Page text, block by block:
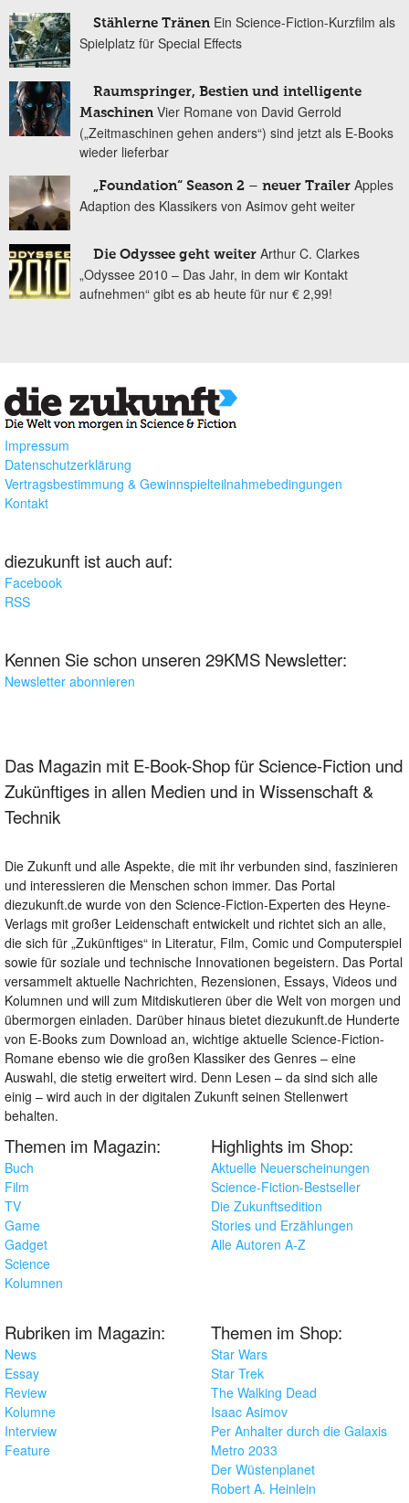
Stählerne Tränen Ein Science-Fiction-Kurzfilm als
Spielplatz für Special Effects
Raumspringer, Bestien und intelligente
Maschinen Vier Romane von David Gerrold
(„Zeitmaschinen gehen anders“) sind jetzt als E-Books
wieder lieferbar
„Foundation“ Season 2 – neuer Trailer Apples
Adaption des Klassikers von Asimov geht weiter
Die Odyssee geht weiter Arthur C. Clarkes
„Odyssee 2010 – Das Jahr, in dem wir Kontakt
aufnehmen“ gibt es ab heute für nur € 2,99!
Impressum
Datenschutzerklärung
Vertragsbestimmung & Gewinnspielteilnahmebedingungen
Kontakt
diezukunft ist auch auf:
Facebook
RSS
Kennen Sie schon unseren 29KMS Newsletter:
Newsletter abonnieren
Das Magazin mit E-Book-Shop für Science-Fiction und
Zukünftiges in allen Medien und in Wissenschaft &
Technik
Die Zukunft und alle Aspekte, die mit ihr verbunden sind, faszinieren
und interessieren die Menschen schon immer. Das Portal
diezukunft.de wurde von den Science-Fiction-Experten des Heyne-
Verlags mit großer Leidenschaft entwickelt und richtet sich an alle,
die sich für „Zukünftiges“ in Literatur, Film, Comic und Computerspiel
sowie für soziale und technische Innovationen begeistern. Das Portal
versammelt aktuelle Nachrichten, Rezensionen, Essays, Videos und
Kolumnen und will zum Mitdiskutieren über die Welt von morgen und
übermorgen einladen. Darüber hinaus bietet diezukunft.de Hunderte
von E-Books zum Download an, wichtige aktuelle Science-Fiction-
Romane ebenso wie die großen Klassiker des Genres – eine
Auswahl, die stetig erweitert wird. Denn Lesen – da sind sich alle
einig – wird auch in der digitalen Zukunft seinen Stellenwert
behalten.
Themen im Magazin:
Buch
Film
TV
Game
Gadget
Science
Kolumnen
Highlights im Shop:
Aktuelle Neuerscheinungen
Science-Fiction-Bestseller
Die Zukunftsedition
Stories und Erzählungen
Alle Autoren A-Z
Rubriken im Magazin:
News
Essay
Review
Kolumne
Interview
Feature
Themen im Shop:
Star Wars
Star Trek
The Walking Dead
Isaac Asimov
Per Anhalter durch die Galaxis
Metro 2033
Der Wüstenplanet
Robert A. Heinlein